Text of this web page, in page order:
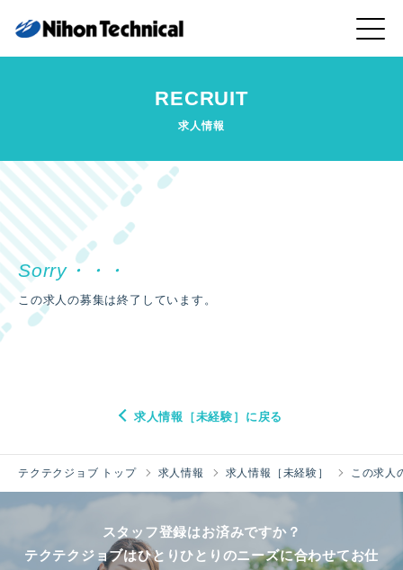
RECRUIT
求人情報
この求人の募集は終了しています。
求人情報［未経験］に戻る
テクテクジョブ トップ 求人情報 求人情報［未経験］ この求人
スタッフ登録はお済みですか？
テクテクジョブはひとりひとりのニーズに合わせてお仕